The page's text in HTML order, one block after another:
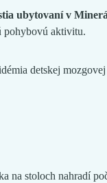
ubytovaní v
pohybovú aktivitu.
detskej
na stoloch nahradí